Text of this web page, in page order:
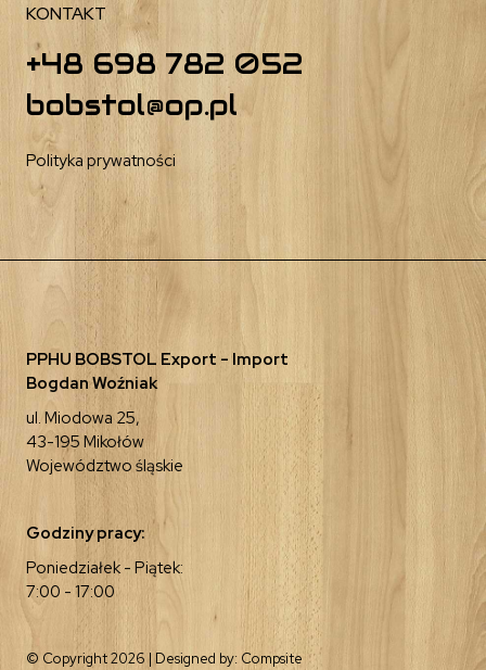
KONTAKT
+48 698 782 052
bobstol@op.pl
Polityka prywatności
PPHU BOBSTOL Export - Import
Bogdan Woźniak
ul. Miodowa 25,
43-195 Mikołów
Województwo śląskie
Godziny pracy:
Poniedziałek - Piątek:
7:00 - 17:00
© Copyright 2026 | Designed by: Compsite